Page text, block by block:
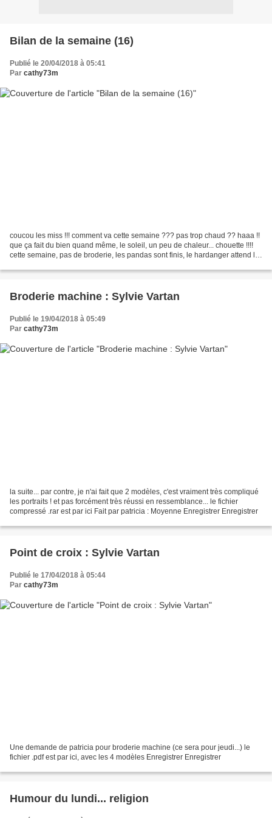
Bilan de la semaine (16)
Publié le 20/04/2018 à 05:41
Par cathy73m
coucou les miss !!! comment va cette semaine ??? pas trop chaud ?? haaa !!
que ça fait du bien quand même, le soleil, un peu de chaleur... chouette !!!!
cette semaine, pas de broderie, les pandas sont finis, le hardanger attend la
Broderie machine : Sylvie Vartan
Publié le 19/04/2018 à 05:49
Par cathy73m
la suite... par contre, je n'ai fait que 2 modèles, c'est vraiment très compliqué
les portraits ! et pas forcément très réussi en ressemblance... le fichier
compressé .rar est par ici Fait par patricia : Moyenne Enregistrer Enregistrer
Point de croix : Sylvie Vartan
Publié le 17/04/2018 à 05:44
Par cathy73m
Une demande de patricia pour broderie machine (ce sera pour jeudi...) le
fichier .pdf est par ici, avec les 4 modèles Enregistrer Enregistrer
Humour du lundi... religion